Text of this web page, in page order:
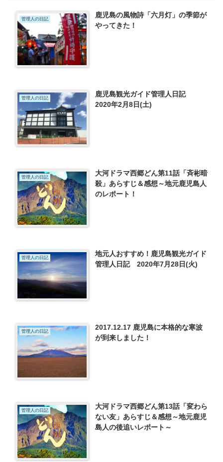
管理人の日記
鹿児島の風物詩「六月灯」の季節が
やってきた！
管理人の日記
鹿児島観光ガイド管理人日記
2020年2月8日(土)
管理人の日記
大河ドラマ西郷どん第11話「斉彬暗
殺」あらすじ＆感想～地元鹿児島人
のレポート！
管理人の日記
地元人おすすめ！鹿児島観光ガイド
管理人日記 2020年7月28日(火)
管理人の日記
2017.12.17 鹿児島に本格的な寒波
が到来しました！
管理人の日記
大河ドラマ西郷どん第13話「変わら
ない友」あらすじ＆感想～地元鹿児
島人の後追いレポート～